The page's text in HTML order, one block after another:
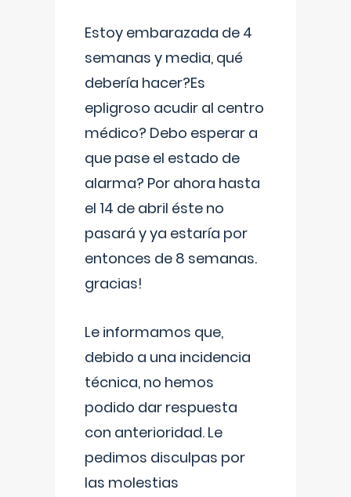
Estoy embarazada de 4
semanas y media, qué
debería hacer?Es
epligroso acudir al centro
médico? Debo esperar a
que pase el estado de
alarma? Por ahora hasta
el 14 de abril éste no
pasará y ya estaría por
entonces de 8 semanas.
gracias!
Le informamos que,
debido a una incidencia
técnica, no hemos
podido dar respuesta
con anterioridad. Le
pedimos disculpas por
las molestias